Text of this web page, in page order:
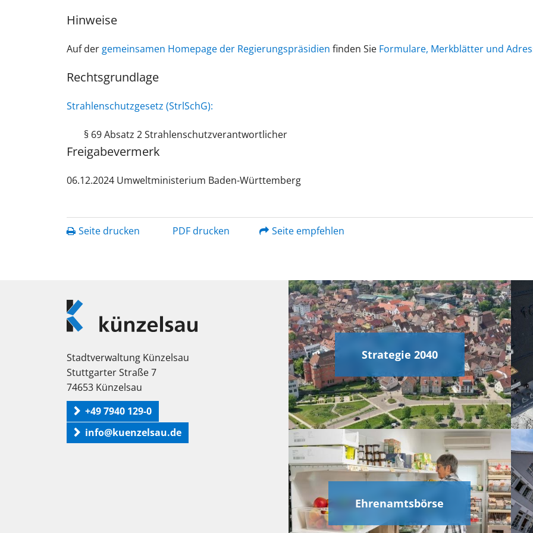
Hinweise
Auf der gemeinsamen Homepage der Regierungspräsidien finden Sie Formulare, Merkblätter und
Rechtsgrundlage
Strahlenschutzgesetz (StrlSchG):
§ 69 Absatz 2 Strahlenschutzverantwortlicher
Freigabevermerk
06.12.2024 Umweltministerium Baden-Württemberg
Seite drucken PDF drucken Seite empfehlen
Logo
Künzelsau
Stadtverwaltung Künzelsau
Stuttgarter Straße 7
74653 Künzelsau
+49 7940 129-0
info@kuenzelsau.de
Strategie 2040
Ehrenamtsbörse